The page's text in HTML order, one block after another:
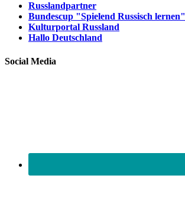
Russlandpartner
Bundescup "Spielend Russisch lernen"
Kulturportal Russland
Hallo Deutschland
Social Media